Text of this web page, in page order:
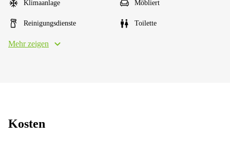
Klimaanlage Möbliert
Reinigungsdienste Toilette
Mehr zeigen
Kosten